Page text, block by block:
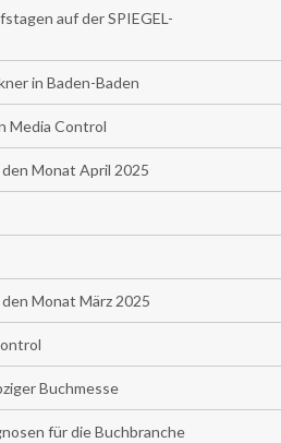
auf der SPIEGEL-
in Baden-Baden
Media Control
Monat April 2025
Monat März 2025
Buchmesse
für die Buchbranche